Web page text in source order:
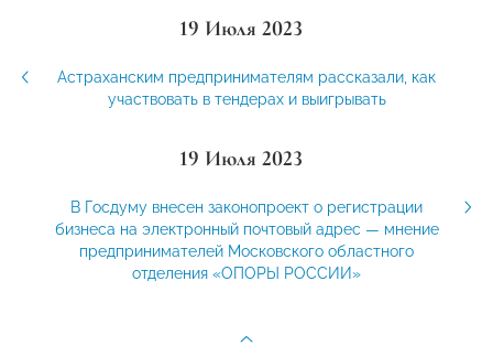
19 Июля 2023
Астраханским предпринимателям рассказали, как
участвовать в тендерах и выигрывать
19 Июля 2023
В Госдуму внесен законопроект о регистрации
бизнеса на электронный почтовый адрес — мнение
предпринимателей Московского областного
отделения «ОПОРЫ РОССИИ»